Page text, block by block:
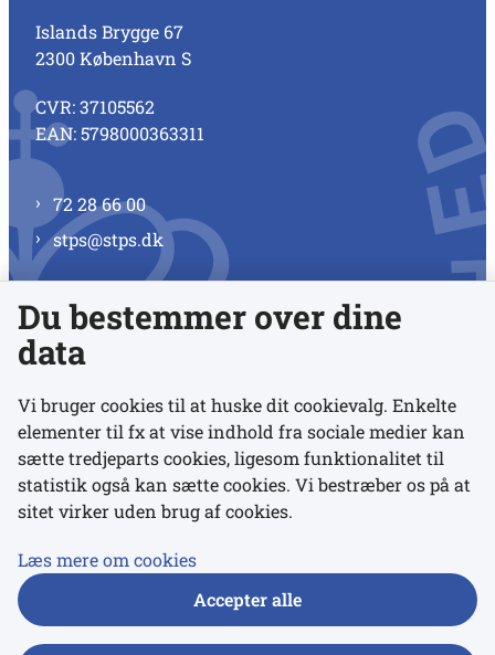
Islands Brygge 67
2300 København S
CVR: 37105562
EAN: 5798000363311
72 28 66 00
stps@stps.dk
Se alle kontaktnumre
Links
Udgivelser
Du bestemmer over dine
data
Vi bruger cookies til at huske dit cookievalg. Enkelte
elementer til fx at vise indhold fra sociale medier kan
sætte tredjeparts cookies, ligesom funktionalitet til
statistik også kan sætte cookies. Vi bestræber os på at
sitet virker uden brug af cookies.
Læs mere om cookies
Accepter alle